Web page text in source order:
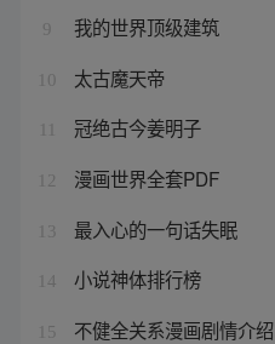
9 我的世界顶级建筑
10 太古魔天帝
冠绝古今姜明子
12 漫画世界全套PDF
13 最入心的一句话失眠
14 小说神体排行榜
15 不健全关系漫画剧情介绍